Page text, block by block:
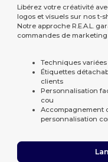
Libérez votre créativité
logos et visuels sur nos t-
Notre approche R.E.A.L.
commandes de marketing
Techniques
Étiquettes
clients
Personnalisation
cou
Accompagnement
personnalisation